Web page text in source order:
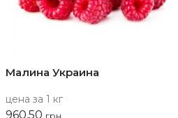
Малина Украина
цена за 1 кг
960,50 грн